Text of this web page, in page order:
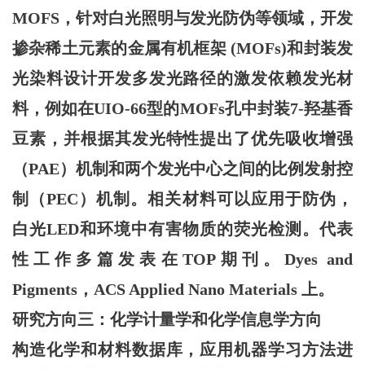
MOFS，针对白光照明与发光防伪等领域，开发
掺杂稀土元素的金属有机框架 (MOFs)和封装发
光染料设计开发多发光路径的激发依赖发光材
料，例如在UIO-66型的MOFs孔中封装7-羟基香
豆素，并根据其发光特性提出了优先吸收增强
（PAE）机制和两个发光中心之间的比例发射控
制（PEC）机制。相关材料可以应用于防伪，
白光LED和环境中有害物质的荧光检测。代表
性工作多篇发表在TOP期刊。Dyes and
Pigments，ACS Applied Nano Materials 上。
研究方向三：化学计量学和化学信息学方向
构造化学和材料数据库，应用机器学习方法进